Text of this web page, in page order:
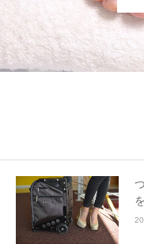
症例・お客様の声
院長紹介
会社概要